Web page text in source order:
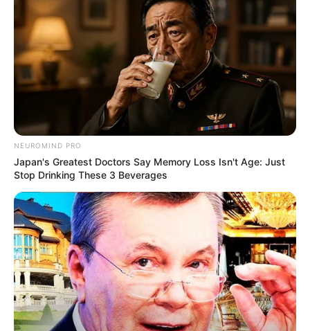
NEUROMIND PRO
Japan's Greatest Doctors Say Memory Loss Isn't Age: Just
Stop Drinking These 3 Beverages